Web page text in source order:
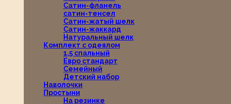
Сатин-фланель
сатин-тенсел
Сатин-жатый шелк
Сатин-жаккард
Натуральный шелк
Комплект с одеялом
1,5 спальный
Евро стандарт
Семейный
Детский набор
Наволочки
Простыни
На резинке